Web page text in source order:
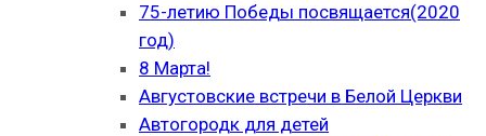
75-летию Победы посвящается(2020
год)
8 Марта!
Августовские встречи в Белой Церкви
Автогородк для детей